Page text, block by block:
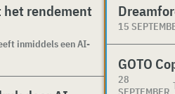
het rendement
inmiddels een AI-
15
GOTO
28